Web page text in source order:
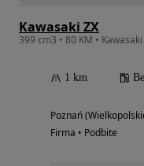
Kawasaki ZX
399 cm3 • 80 KM •
1 km
Poznań
Firma • Podbite